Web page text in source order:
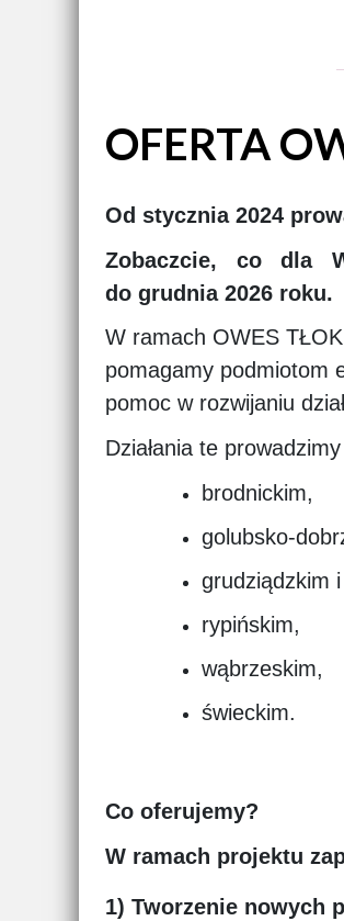
OFERTA
Od stycznia 2024
Zobaczcie, co dla
do grudnia 2026 roku.
W ramach OWES
pomagamy podmiotom
pomoc w rozwijaniu
Działania te
brodnickim,
golubsko-
grudziądzkim
rypińskim,
wąbrzeskim,
świeckim.
Co oferujemy?
W ramach projektu
1) Tworzenie nowych